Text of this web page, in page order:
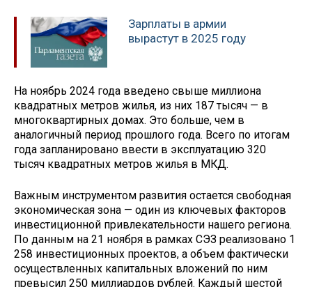
Зарплаты в армии
вырастут в 2025 году
На ноябрь 2024 года введено свыше миллиона
квадратных метров жилья, из них 187 тысяч — в
многоквартирных домах. Это больше, чем в
аналогичный период прошлого года. Всего по итогам
года запланировано ввести в эксплуатацию 320
тысяч квадратных метров жилья в МКД.
Важным инструментом развития остается свободная
экономическая зона — один из ключевых факторов
инвестиционной привлекательности нашего региона.
По данным на 21 ноября в рамках СЭЗ реализовано 1
258 инвестиционных проектов, а объем фактически
осуществленных капитальных вложений по ним
превысил 250 миллиардов рублей. Каждый шестой